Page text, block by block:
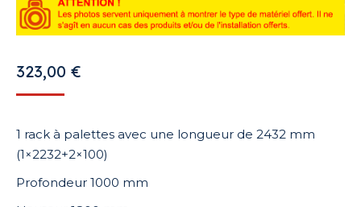
323,00 €
1 rack à palettes avec une longueur de 2432 mm
(1×2232+2×100)
Profondeur 1000 mm